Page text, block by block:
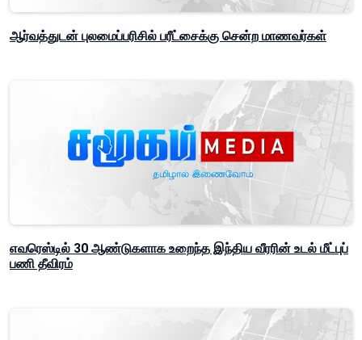
ஆர்வத்துடன் புலமைப்பரிசில் பரீட்சைக்கு சென்ற மாணவர்கள்
எவரெஸ்டில் 30 ஆண்டுகளாக உறைந்த இந்திய வீரரின் உடல் மீட்புப்
பணி தீவிரம்